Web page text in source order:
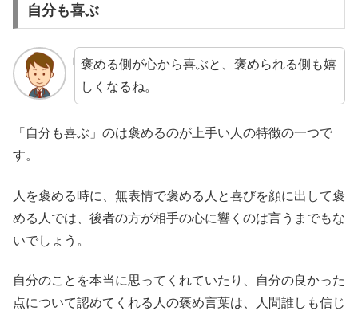
自分も喜ぶ
褒める側が心から喜ぶと、褒められる側も嬉
しくなるね。
「自分も喜ぶ」のは褒めるのが上手い人の特徴の一つで
す。
人を褒める時に、無表情で褒める人と喜びを顔に出して褒
める人では、後者の方が相手の心に響くのは言うまでもな
いでしょう。
自分のことを本当に思ってくれていたり、自分の良かった
点について認めてくれる人の褒め言葉は、人間誰しも信じ